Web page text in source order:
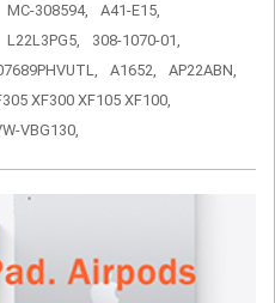
MC-308594,
A41-E15,
L22L3PG5,
308-1070-01,
A1652,
AP22ABN,
XF300 XF105 XF100,
VBG130,